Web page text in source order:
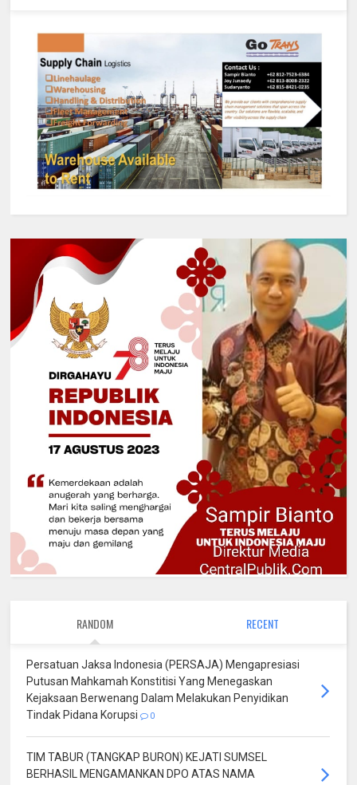
RANDOM RECENT
Persatuan Jaksa Indonesia (PERSAJA) Mengapresiasi
Putusan Mahkamah Konstitisi Yang Menegaskan
Kejaksaan Berwenang Dalam Melakukan Penyidikan
Tindak Pidana Korupsi
0
TIM TABUR (TANGKAP BURON) KEJATI SUMSEL
BERHASIL MENGAMANKAN DPO ATAS NAMA